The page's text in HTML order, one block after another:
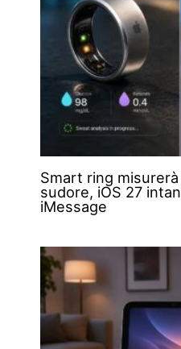
Smart ring
sudore, iOS 27
iMessage